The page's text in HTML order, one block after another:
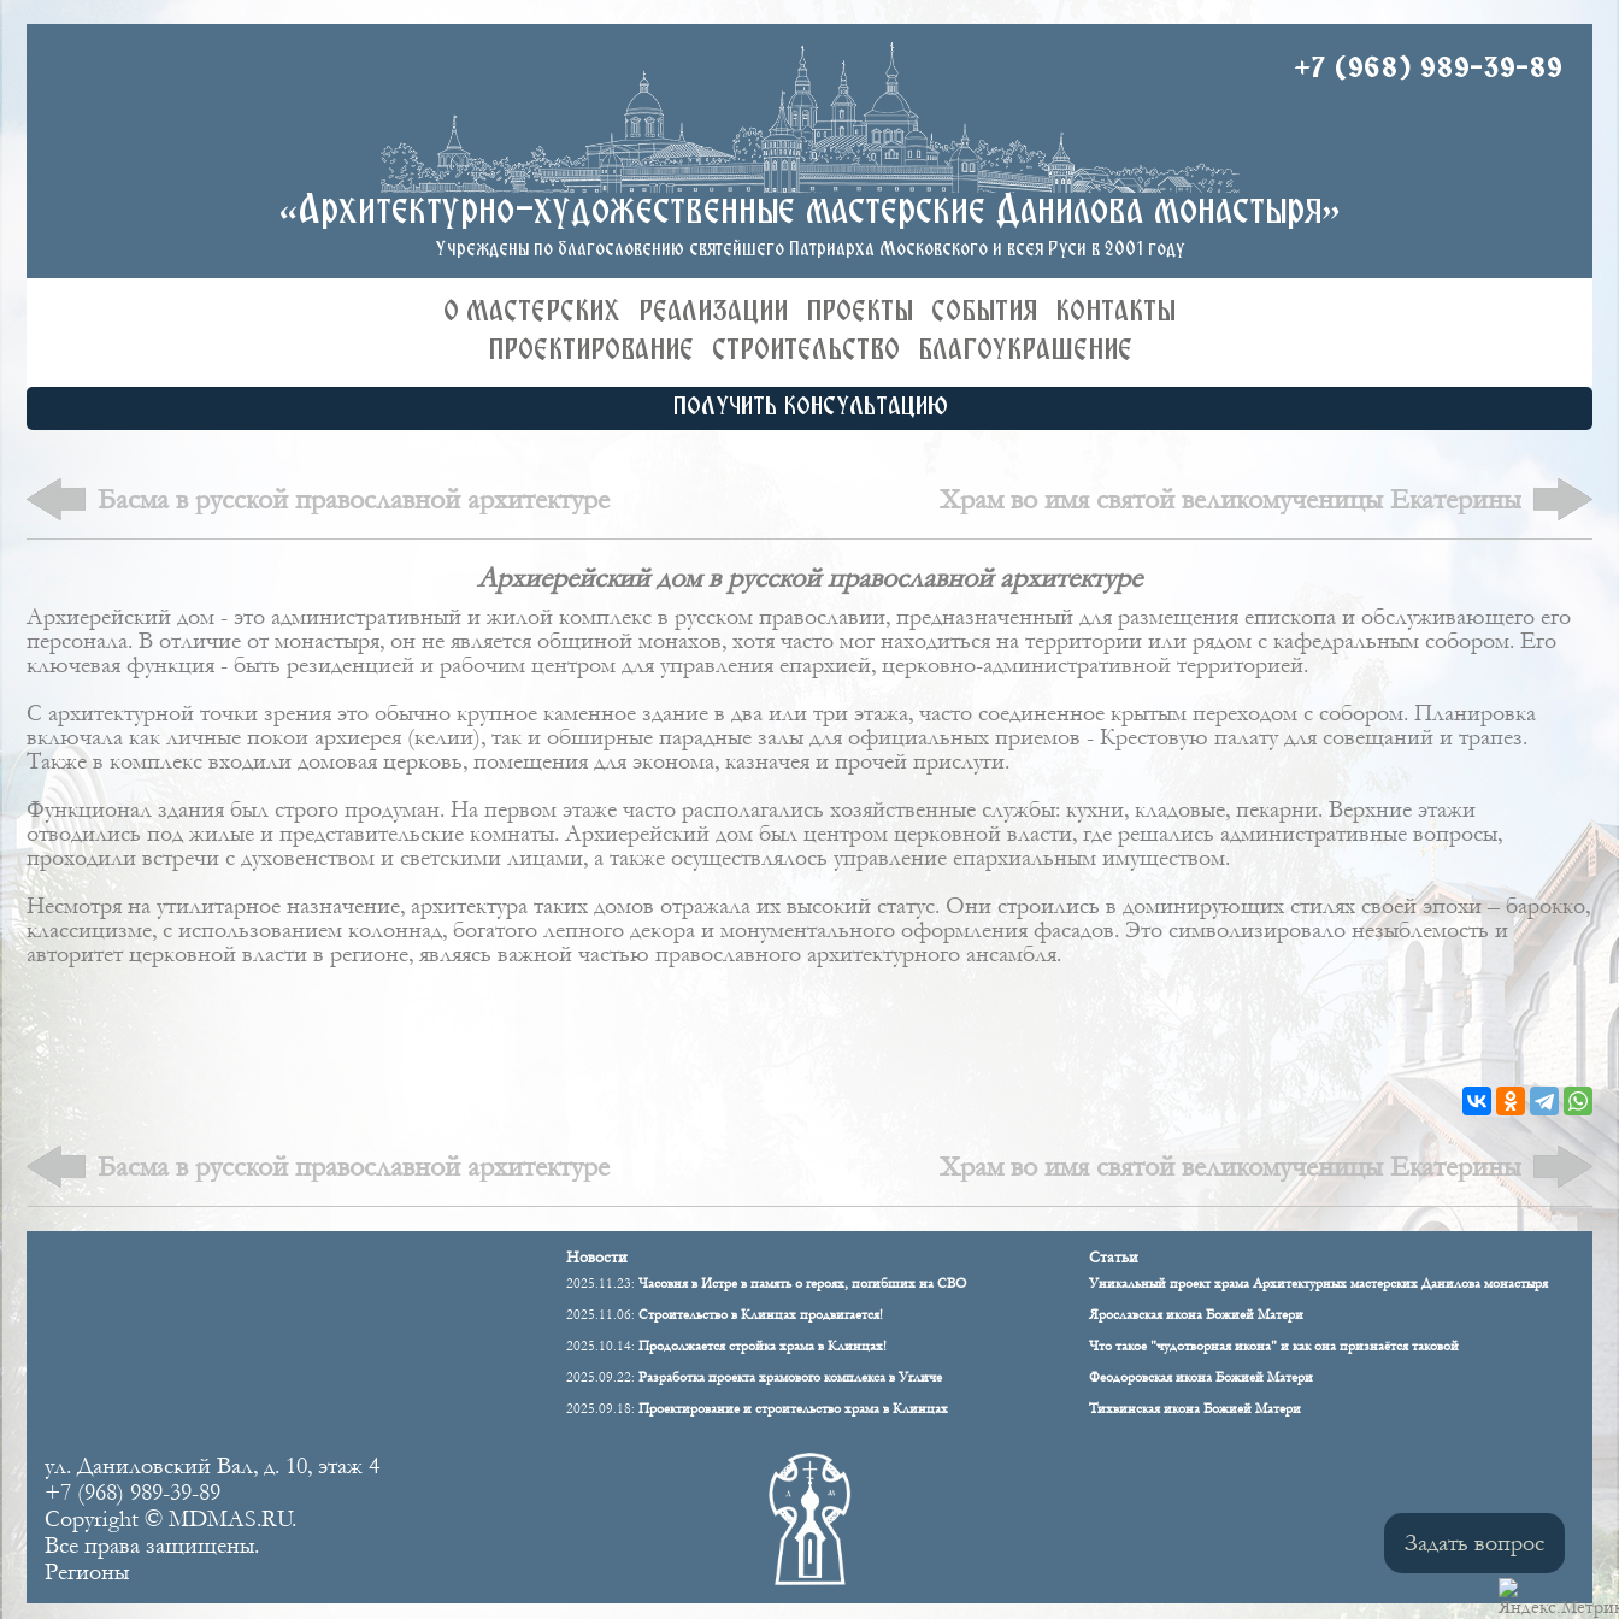
Задать вопрос
+7 (968) 989-39-89
«Архитектурно-художественные мастерские Данилова монастыря»
Учреждены по благословению святейшего Патриарха Московского и всея Руси в 2001 году
О МАСТЕРСКИХ РЕАЛИЗАЦИИ ПРОЕКТЫ СОБЫТИЯ
КОНТАКТЫ
ПРОЕКТИРОВАНИЕ
СТРОИТЕЛЬСТВО БЛАГОУКРАШЕНИЕ
ПОЛУЧИТЬ КОНСУЛЬТАЦИЮ
Басма в русской православной архитектуре Храм во имя святой великомученицы Екатерины
Архиерейский дом в русской православной архитектуре
Архиерейский дом - это административный и жилой комплекс в русском православии, предназначенный для размещения епископа и обслуживающего его
персонала. В отличие от монастыря, он не является общиной монахов, хотя часто мог находиться на территории или рядом с кафедральным собором. Его
ключевая функция - быть резиденцией и рабочим центром для управления епархией, церковно-административной территорией.
С архитектурной точки зрения это обычно крупное каменное здание в два или три этажа, часто соединенное крытым переходом с собором. Планировка
включала как личные покои архиерея (келии), так и обширные парадные залы для официальных приемов - Крестовую палату для совещаний и трапез.
Также в комплекс входили домовая церковь, помещения для эконома, казначея и прочей прислуги.
Функционал здания был строго продуман. На первом этаже часто располагались хозяйственные службы: кухни, кладовые, пекарни. Верхние этажи
отводились под жилые и представительские комнаты. Архиерейский дом был центром церковной власти, где решались административные вопросы,
проходили встречи с духовенством и светскими лицами, а также осуществлялось управление епархиальным имуществом.
Несмотря на утилитарное назначение, архитектура таких домов отражала их высокий статус. Они строились в доминирующих стилях своей эпохи – барокко,
классицизме, с использованием колоннад, богатого лепного декора и монументального оформления фасадов. Это символизировало незыблемость и
авторитет церковной власти в регионе, являясь важной частью православного архитектурного ансамбля.
Басма в русской православной архитектуре Храм во имя святой великомученицы Екатерины
Новости
2025.11.23:Часовня в Истре в память о героях, погибших на СВО
2025.11.06:Строительство в Клинцах продвигается!
2025.10.14:Продолжается стройка храма в Клинцах!
2025.09.22:Разработка проекта храмового комплекса в Угличе
2025.09.18:Проектирование и строительство храма в Клинцах
Статьи
Уникальный проект храма Архитектурных мастерских Данилова монастыря
Ярославская икона Божией Матери
Что такое "чудотворная икона" и как она признаётся таковой
Феодоровская икона Божией Матери
Тихвинская икона Божией Матери
ул. Даниловский Вал, д. 10, этаж 4
+7 (968) 989-39-89
Copyright © MDMAS.RU.
Все права защищены.
Регионы